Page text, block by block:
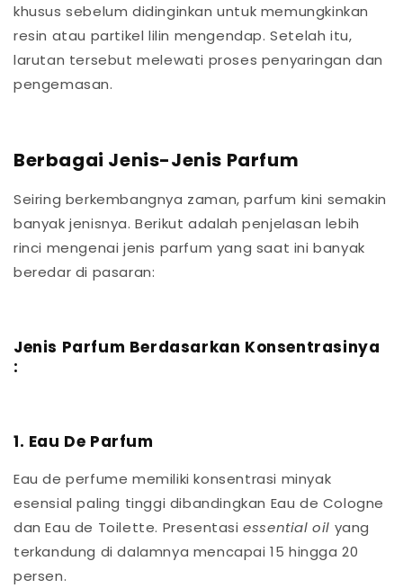
khusus sebelum didinginkan untuk memungkinkan
resin atau partikel lilin mengendap. Setelah itu,
larutan tersebut melewati proses penyaringan dan
pengemasan.
Berbagai Jenis-Jenis Parfum
Seiring berkembangnya zaman, parfum kini semakin
banyak jenisnya. Berikut adalah penjelasan lebih
rinci mengenai jenis parfum yang saat ini banyak
beredar di pasaran:
Jenis Parfum Berdasarkan Konsentrasinya
:
1. Eau De Parfum
Eau de perfume memiliki konsentrasi minyak
esensial paling tinggi dibandingkan Eau de Cologne
dan Eau de Toilette. Presentasi essential oil yang
terkandung di dalamnya mencapai 15 hingga 20
persen.